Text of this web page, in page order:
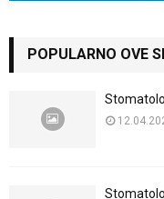
POPULARNO OVE